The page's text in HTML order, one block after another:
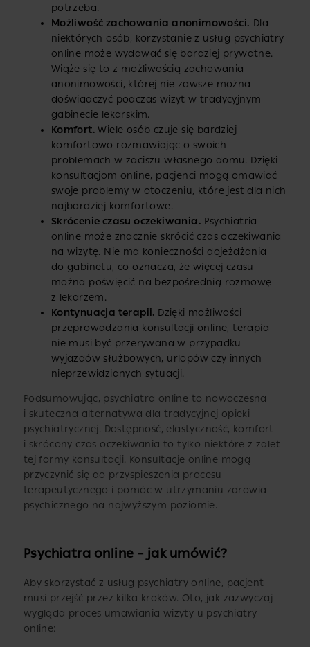
potrzeba.
Możliwość zachowania anonimowości. Dla
niektórych osób, korzystanie z usług psychiatry
online może wydawać się bardziej prywatne.
Wiąże się to z możliwością zachowania
anonimowości, której nie zawsze można
doświadczyć podczas wizyt w tradycyjnym
gabinecie lekarskim.
Komfort.Wiele osób czuje się bardziej
komfortowo rozmawiając o swoich
problemach w zaciszu własnego domu. Dzięki
konsultacjom online, pacjenci mogą omawiać
swoje problemy w otoczeniu, które jest dla nich
najbardziej komfortowe.
Skrócenie czasu oczekiwania. Psychiatria
online może znacznie skrócić czas oczekiwania
na wizytę. Nie ma konieczności dojeżdżania
do gabinetu, co oznacza, że więcej czasu
można poświęcić na bezpośrednią rozmowę
z lekarzem.
Kontynuacja terapii. Dzięki możliwości
przeprowadzania konsultacji online, terapia
nie musi być przerywana w przypadku
wyjazdów służbowych, urlopów czy innych
nieprzewidzianych sytuacji.
Podsumowując, psychiatra online to nowoczesna
i skuteczna alternatywa dla tradycyjnej opieki
psychiatrycznej. Dostępność, elastyczność, komfort
i skrócony czas oczekiwania to tylko niektóre z zalet
tej formy konsultacji. Konsultacje online mogą
przyczynić się do przyspieszenia procesu
terapeutycznego i pomóc w utrzymaniu zdrowia
psychicznego na najwyższym poziomie.
Psychiatra online – jak umówić?
Aby skorzystać z usług psychiatry online, pacjent
musi przejść przez kilka kroków. Oto, jak zazwyczaj
wygląda proces umawiania wizyty u psychiatry
online: